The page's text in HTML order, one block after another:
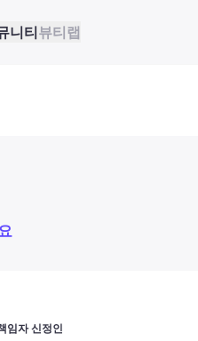
니티뷰티랩
임자 신정인